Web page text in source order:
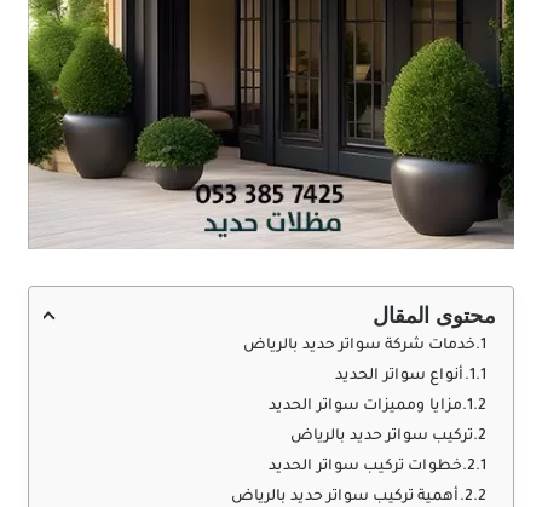
محتوى المقال
خدمات شركة سواتر حديد بالرياض
أنواع سواتر الحديد
مزايا ومميزات سواتر الحديد
تركيب سواتر حديد بالرياض
خطوات تركيب سواتر الحديد
أهمية تركيب سواتر حديد بالرياض